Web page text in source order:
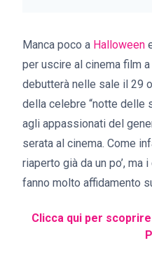
Manca poco a Halloween
per uscire al cinema film a
debutterà nelle sale il 29
della celebre “notte delle
agli appassionati del
serata al cinema. Come
riaperto già da un po’,
fanno molto affidamento
Clicca qui per